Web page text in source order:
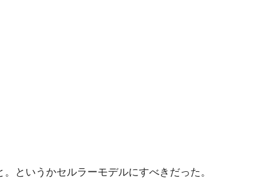
というかセルラーモデルにすべきだった。